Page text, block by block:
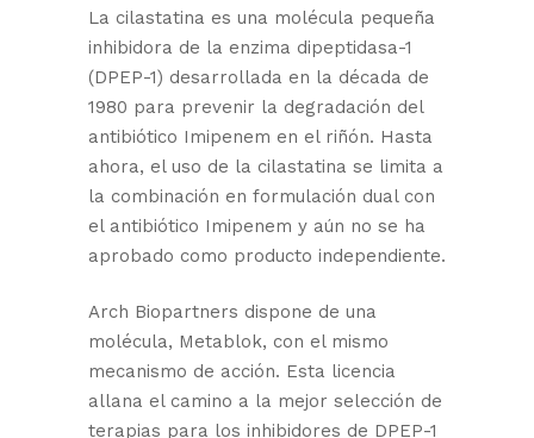
La cilastatina es una molécula pequeña
inhibidora de la enzima dipeptidasa-1
(DPEP-1) desarrollada en la década de
1980 para prevenir la degradación del
antibiótico Imipenem en el riñón. Hasta
ahora, el uso de la cilastatina se limita a
la combinación en formulación dual con
el antibiótico Imipenem y aún no se ha
aprobado como producto independiente.
Arch Biopartners dispone de una
molécula, Metablok, con el mismo
mecanismo de acción. Esta licencia
allana el camino a la mejor selección de
terapias para los inhibidores de DPEP-1